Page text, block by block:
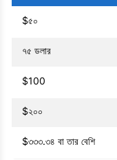
$৫০
৭৫ ডলার
$100
$২০০
$৩৩৩.৩৪ বা তার বেশি